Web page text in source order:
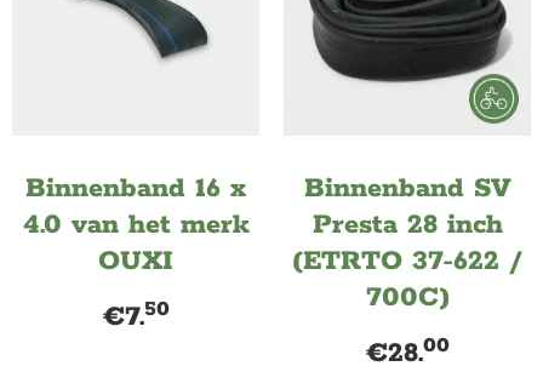
Binnenband 16 x
4.0 van het merk
OUXI
€7.50
Binnenband SV
Presta 28 inch
(ETRTO 37-622 /
700C)
€28.00